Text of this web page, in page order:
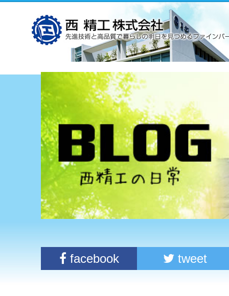
facebook tweet